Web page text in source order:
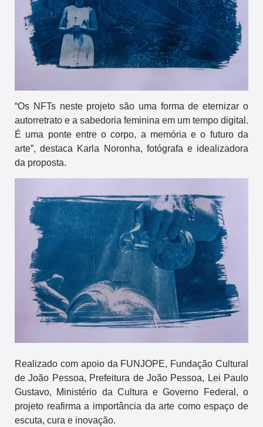
“Os NFTs neste projeto são uma forma de eternizar o
autorretrato e a sabedoria feminina em um tempo digital.
É uma ponte entre o corpo, a memória e o futuro da
arte”, destaca Karla Noronha, fotógrafa e idealizadora
da proposta.
Realizado com apoio da FUNJOPE, Fundação Cultural
de João Pessoa, Prefeitura de João Pessoa, Lei Paulo
Gustavo, Ministério da Cultura e Governo Federal, o
projeto reafirma a importância da arte como espaço de
escuta, cura e inovação.